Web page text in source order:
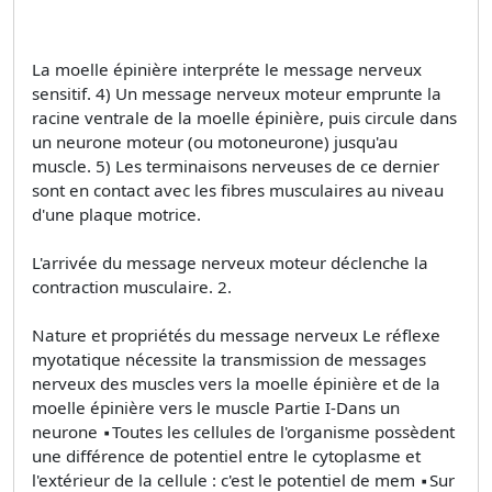
La moelle épinière interpréte le message nerveux
sensitif. 4) Un message nerveux moteur emprunte la
racine ventrale de la moelle épinière, puis circule dans
un neurone moteur (ou motoneurone) jusqu'au
muscle. 5) Les terminaisons nerveuses de ce dernier
sont en contact avec les fibres musculaires au niveau
d'une plaque motrice.
L'arrivée du message nerveux moteur déclenche la
contraction musculaire. 2.
Nature et propriétés du message nerveux Le réflexe
myotatique nécessite la transmission de messages
nerveux des muscles vers la moelle épinière et de la
moelle épinière vers le muscle Partie I-Dans un
neurone ▪Toutes les cellules de l'organisme possèdent
une différence de potentiel entre le cytoplasme et
l'extérieur de la cellule : c'est le potentiel de mem ▪Sur